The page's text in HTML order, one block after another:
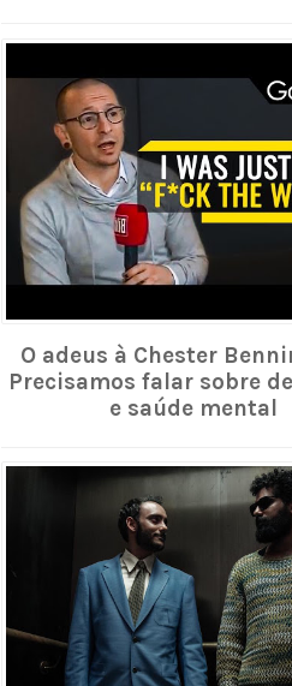
O adeus à Chester
Precisamos falar sobre
e saúde mental